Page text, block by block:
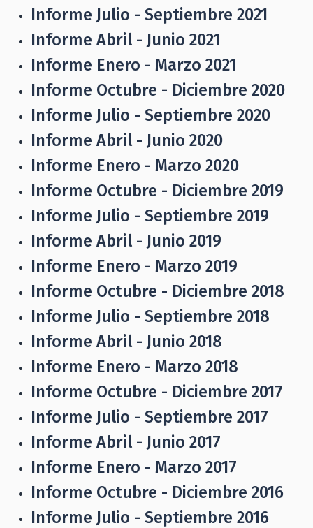
Informe Julio - Septiembre 2021
Informe Abril - Junio 2021
Informe Enero - Marzo 2021
Informe Octubre - Diciembre 2020
Informe Julio - Septiembre 2020
Informe Abril - Junio 2020
Informe Enero - Marzo 2020
Informe Octubre - Diciembre 2019
Informe Julio - Septiembre 2019
Informe Abril - Junio 2019
Informe Enero - Marzo 2019
Informe Octubre - Diciembre 2018
Informe Julio - Septiembre 2018
Informe Abril - Junio 2018
Informe Enero - Marzo 2018
Informe Octubre - Diciembre 2017
Informe Julio - Septiembre 2017
Informe Abril - Junio 2017
Informe Enero - Marzo 2017
Informe Octubre - Diciembre 2016
Informe Julio - Septiembre 2016